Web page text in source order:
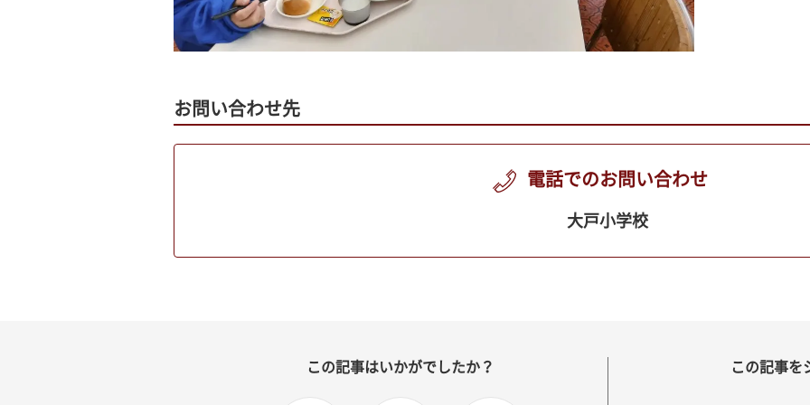
お問い合わせ先
電話でのお問い合わせ
大戸小学校
この記事はいかがでしたか？ この記事を